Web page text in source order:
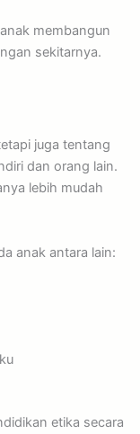
membangun
sekitarnya.
juga tentang
dan orang lain.
lebih mudah
anak antara lain:
etika secara